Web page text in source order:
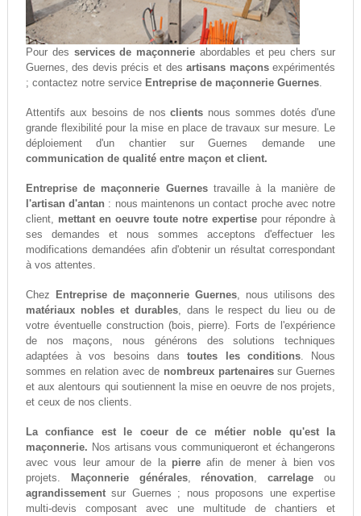
Pour des services de maçonnerie abordables et peu chers sur
Guernes, des devis précis et desartisans maçonsexpérimentés
; contactez notre service Entreprise de maçonnerie Guernes.
Attentifs aux besoins de nosclients nous sommes dotés d'une
grande flexibilité pour la mise en place de travaux sur mesure. Le
déploiement d'un chantier sur Guernes demande une
communication de qualité entre maçon et client.
Entreprise de maçonnerie Guernestravaille à la manière de
l'artisan d'antan : nous maintenons un contact proche avec notre
client, mettant en oeuvre toute notre expertise pour répondre à
ses demandes et nous sommes acceptons d'effectuer les
modifications demandées afin d'obtenir un résultat correspondant
à vos attentes.
Chez Entreprise de maçonnerie Guernes, nous utilisons des
matériaux nobles et durables, dans le respect du lieu ou de
votre éventuelle construction (bois, pierre). Forts de l'expérience
de nos maçons, nous générons des solutions techniques
adaptées à vos besoins danstoutes les conditions. Nous
sommes en relation avec de nombreux partenairessur Guernes
et aux alentours qui soutiennent la mise en oeuvre de nos projets,
et ceux de nos clients.
La confiance est le coeur de ce métier noble qu'est la
maçonnerie. Nos artisans vous communiqueront et échangerons
avec vous leur amour de la pierre afin de mener à bien vos
projets.
Maçonnerie générales, rénovation,carrelage ou
agrandissementsur Guernes ; nous proposons une expertise
multi-devis composant avec une multitude de chantiers et